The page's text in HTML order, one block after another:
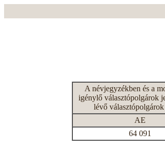
A névjegyzékben és a
igénylő választópolgárok
lévő választópolgárok
AE
64 091